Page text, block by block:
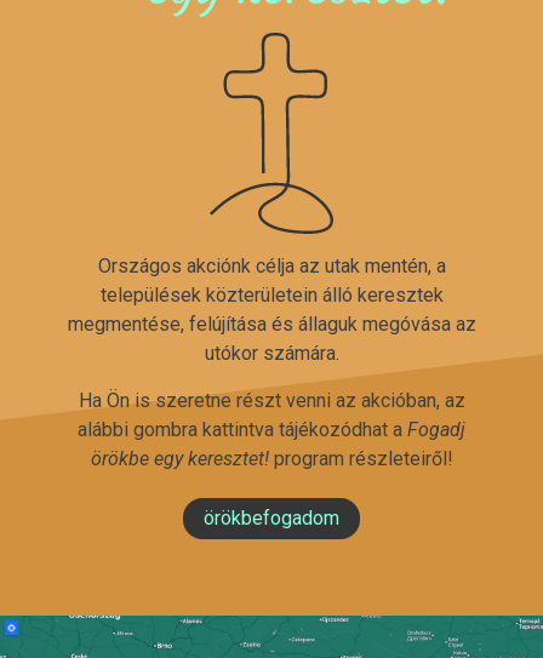
Országos akciónk célja az utak mentén, a
települések közterületein álló keresztek
megmentése, felújítása és állaguk megóvása az
utókor számára.
Ha Ön is szeretne részt venni az akcióban, az
alábbi gombra kattintva tájékozódhat a Fogadj
örökbe egy keresztet!program részleteiről!
örökbefogadom